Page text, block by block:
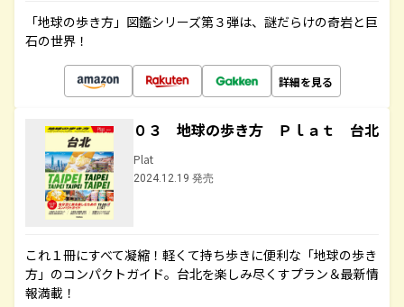
「地球の歩き方」図鑑シリーズ第３弾は、謎だらけの奇岩と巨
石の世界！
詳細を見る
０３ 地球の歩き方 Ｐｌａｔ 台北
Plat
2024.12.19 発売
これ１冊にすべて凝縮！軽くて持ち歩きに便利な「地球の歩き
方」のコンパクトガイド。台北を楽しみ尽くすプラン＆最新情
報満載！